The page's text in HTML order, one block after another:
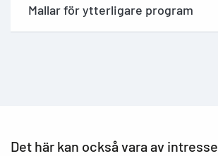
Mallar för ytterligare program
Det här kan också vara av intresse